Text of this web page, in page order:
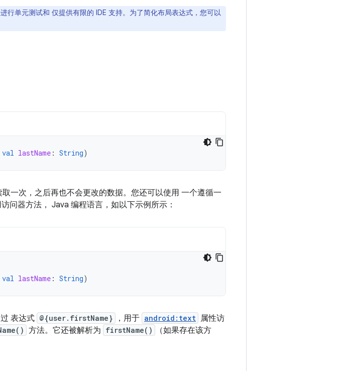
行单元测试和 仅提供有限的 IDE 支持。为了简化布局表达式，您可以
val lastName : String)
一次，之后再也不会更改的数据。您还可以使用 一个遵循一
问器方法， Java 编程语言，如以下示例所示：
val lastName : String)
表达式 @{user.firstName} ，用于 android:text 属性访
方法。它还被解析为 firstName()
（如果存在该方